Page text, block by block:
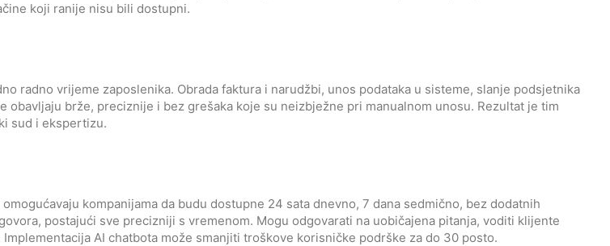
koji ranije nisu bili dostupni.
radno vrijeme zaposlenika. Obrada faktura i narudžbi, unos podataka u sisteme, slanje podsjetnika
brže, preciznije i bez grešaka koje su neizbježne pri manualnom unosu. Rezultat je tim
sud i ekspertizu.
kompanijama da budu dostupne 24 sata dnevno, 7 dana sedmično, bez dodatnih
postajući sve precizniji s vremenom. Mogu odgovarati na uobičajena pitanja, voditi klijente
AI chatbota može smanjiti troškove korisničke podrške za do 30 posto.